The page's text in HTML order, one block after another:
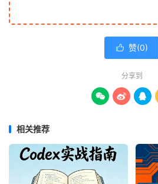
端消息类型处理与
docker注册中心与
开发流程与crontab
crontab定时获取
crontab服务的具
├── 050.
├──
052. wec- 1.企业客服开发流程与
├──
053. wec - 2. ChatGPT 的接入与
054.wx-1.个人群聊与私聊的接
 赞(0)
分享到
  
相关推荐